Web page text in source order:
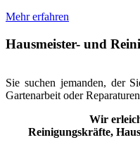
Mehr erfahren
Hausmeister- und
Sie suchen jemanden, der
Gartenarbeit oder
Wir
Reinigungskräfte,